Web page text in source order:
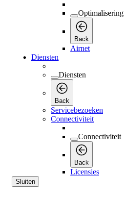
Optimalisering
Back
Airnet
Diensten
Diensten
Back
Servicebezoeken
Connectiviteit
Connectiviteit
Back
Licensies
Sluiten